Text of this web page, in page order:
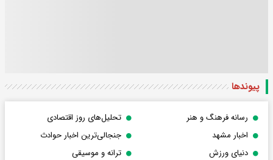
پیوندها
رسانه فرهنگ و هنر
تحلیل‌های روز اقتصادی
اخبار مشهد
جنجالی‌ترین اخبار حوادث
دنیای ورزش
ترانه و موسیقی